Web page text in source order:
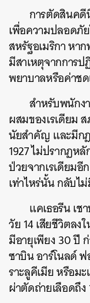
การตัดสินค
เพื่อความปลอดภั
สหรัฐอเมริกา หา
มีสาเหตุจากการ
พยาบาลหรือค่าช
สำหรับพนัก
ผสมของเรเดียม
นัยสำคัญ และมีก
1927 ไม่ปรากฏห
ป่วยจากเรเดียม
เท่าไหร่นั้น กลับไ
แคเธอรีน เช
วัย 14 เสียชีวิตลง
มีอายุเพียง 30 ปี
ซาบิน อาร์โนลด์
ราะลูคีเมีย หรือม
ผ่าตัดถ่ายเลือดถึง